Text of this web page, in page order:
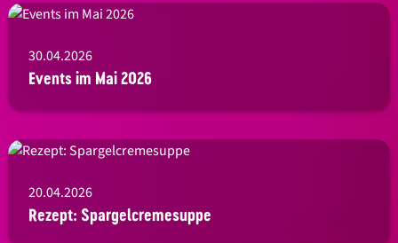
30.04.2026
Events im Mai 2026
20.04.2026
Rezept: Spargelcremesuppe